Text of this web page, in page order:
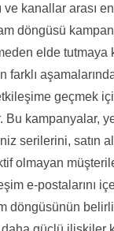
ve kanallar arası
döngüsü
elde tutmaya
farklı
geçmek
Bu kampanyalar,
serilerini, satın
olmayan
e-postalarını
döngüsünün belirli